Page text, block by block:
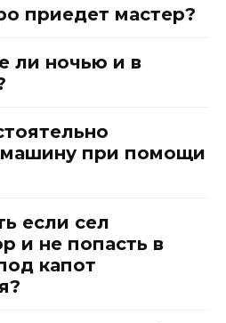
приедет мастер?
ли ночью и в
машину при помощи
если сел
и не попасть в
капот